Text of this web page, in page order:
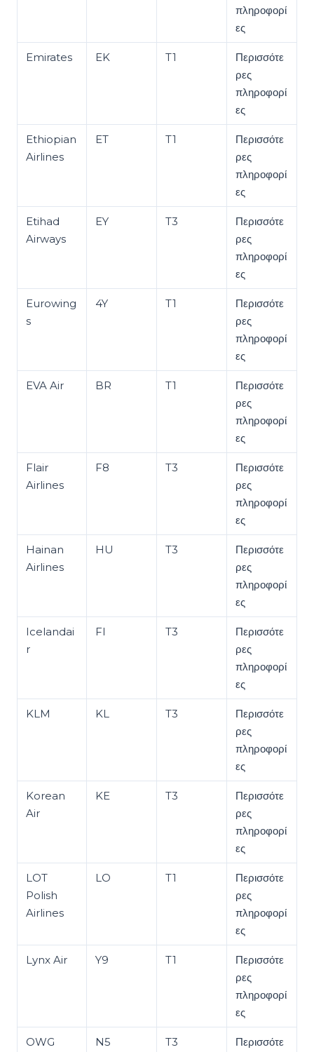
πληροφορί
ες
Emirates EK T1
Περισσότε
ρες
πληροφορί
ες
Ethiopian
Airlines
ET T1
Περισσότε
ρες
πληροφορί
ες
Etihad
Airways
EY T3
Περισσότε
ρες
πληροφορί
ες
Eurowing
s
4Y T1
Περισσότε
ρες
πληροφορί
ες
EVA Air BR T1
Περισσότε
ρες
πληροφορί
ες
Flair
Airlines
F8 T3
Περισσότε
ρες
πληροφορί
ες
Hainan
Airlines
HU T3
Περισσότε
ρες
πληροφορί
ες
Icelandai
r
FI T3
Περισσότε
ρες
πληροφορί
ες
KLM KL T3
Περισσότε
ρες
πληροφορί
ες
Korean
Air
KE T3
Περισσότε
ρες
πληροφορί
ες
LOT
Polish
Airlines
LO T1
Περισσότε
ρες
πληροφορί
ες
Lynx Air Y9 T1
Περισσότε
ρες
πληροφορί
ες
OWG N5 T3
Περισσότε